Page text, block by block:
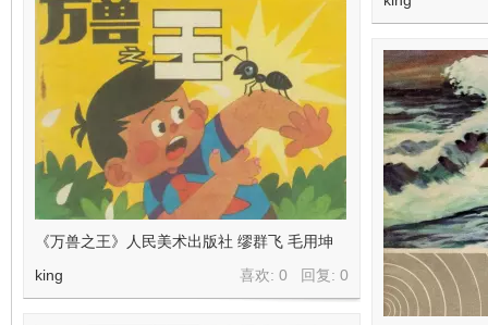
《万兽之王》人民美术出版社 缪群飞 毛用坤
喜欢: 0 回复: 0
king